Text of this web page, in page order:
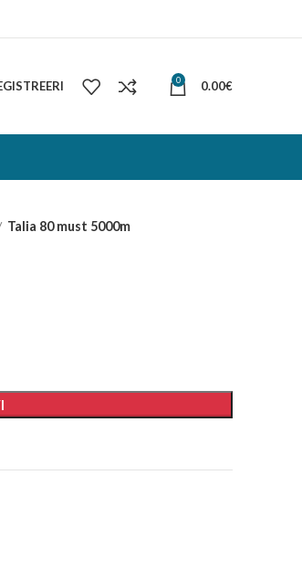
0 0.00€
Talia 80 must 5000m